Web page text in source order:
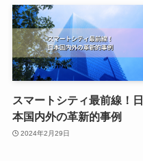
スマートシティ最前線！日
本国内外の革新的事例
2024年2月29日